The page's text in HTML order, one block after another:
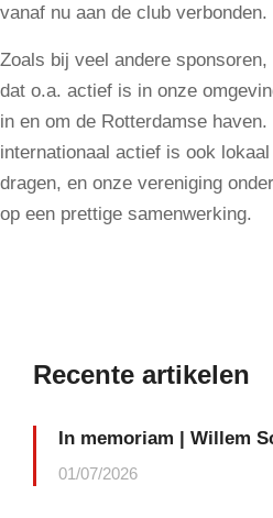
vanaf nu aan de club verbonden.
Zoals bij veel andere
dat o.a. actief is in onze
in en om de Rotterdamse
internationaal actief is ook
dragen, en onze vereniging
op een prettige samenwerking.
Recente artikelen
In memoriam | Willem
01/07/2026